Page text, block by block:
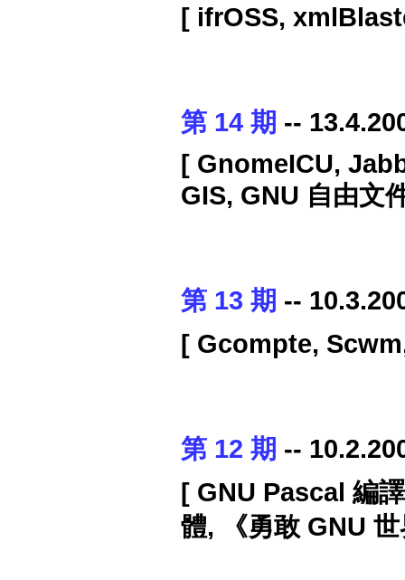
[ ifrOSS,
第 14 期 --
[ GnomeICU,
GIS, GNU 自由文
第 13 期 --
[ Gcompte,
第 12 期 --
[ GNU Pascal 編
體, 《勇敢 GNU